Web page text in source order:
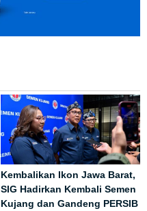
Kembalikan Ikon Jawa Barat,
SIG Hadirkan Kembali Semen
Kujang dan Gandeng PERSIB